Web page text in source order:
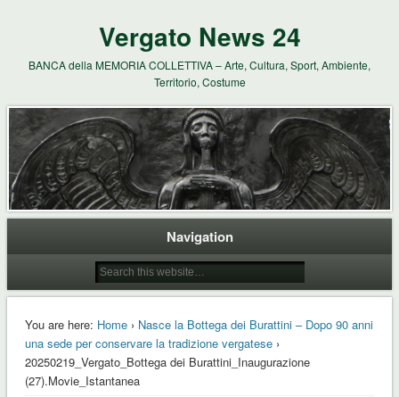
Vergato News 24
BANCA della MEMORIA COLLETTIVA – Arte, Cultura, Sport, Ambiente,
Territorio, Costume
Navigation
You are here: Home› Nasce la Bottega dei Burattini – Dopo 90 anni
una sede per conservare la tradizione vergatese›
20250219_Vergato_Bottega dei Burattini_Inaugurazione
(27).Movie_Istantanea